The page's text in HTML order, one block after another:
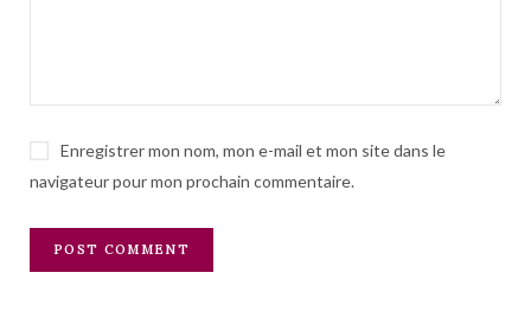
Enregistrer mon nom, mon e-mail et mon site dans le
navigateur pour mon prochain commentaire.